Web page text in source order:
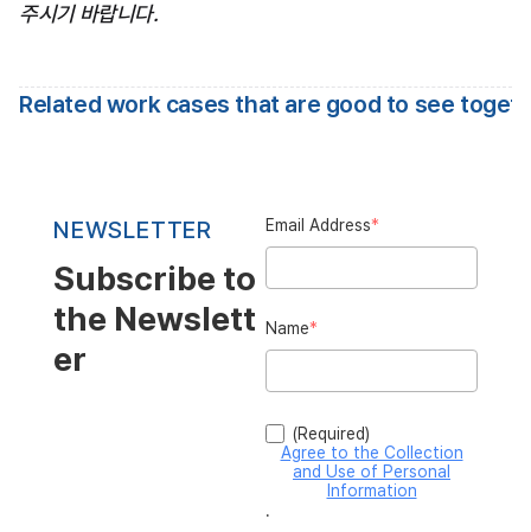
주시기 바랍니다.
Related work cases that are good to see